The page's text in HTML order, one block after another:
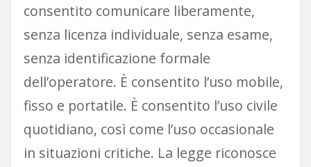
consentito comunicare liberamente,
senza licenza individuale, senza esame,
senza identificazione formale
dell’operatore. È consentito l’uso mobile,
fisso e portatile. È consentito l’uso civile
quotidiano, così come l’uso occasionale
in situazioni critiche. La legge riconosce